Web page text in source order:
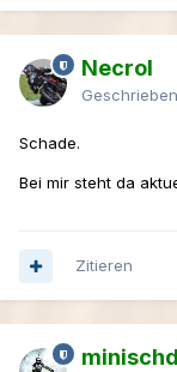
Necrol
Geschrieben
Schade.
Bei mir steht da
Zitieren